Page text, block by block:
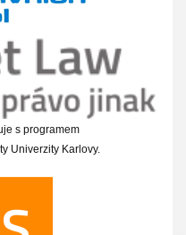
s programem
Univerzity Karlovy.